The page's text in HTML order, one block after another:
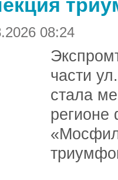
08:24
части
стала
регионе